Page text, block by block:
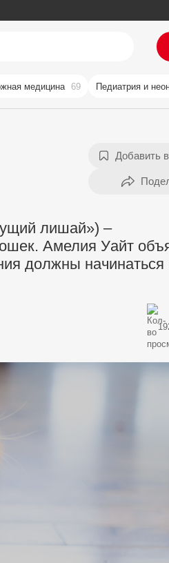
медицина 69 Педиатрия и
лишай») –
Амелия Уайт
должны начинаться
Добавить